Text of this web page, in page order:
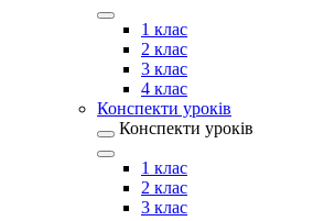
1 клас
2 клас
3 клас
4 клас
Конспекти уроків
Конспекти уроків
1 клас
2 клас
3 клас